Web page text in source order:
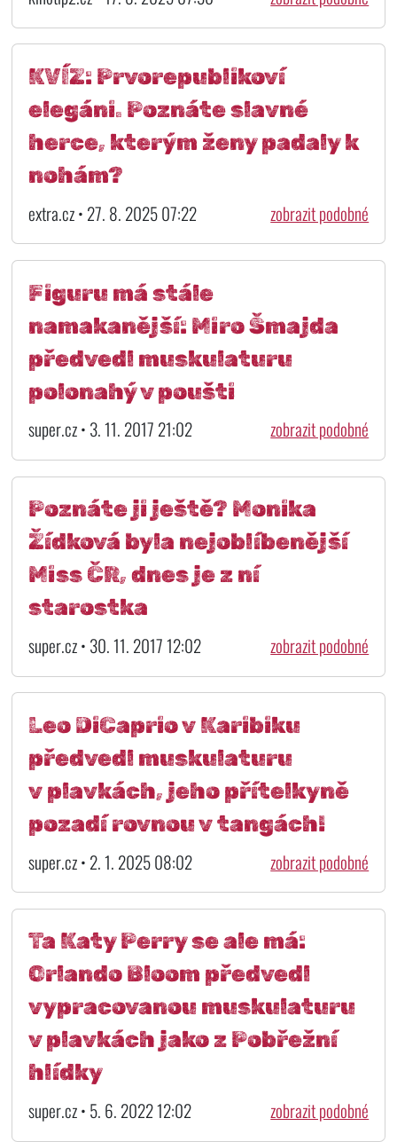
KVÍZ: Prvorepublikoví
elegáni. Poznáte slavné
herce, kterým ženy padaly k
nohám?
extra.cz • 27. 8. 2025 07:22 zobrazit podobné
Figuru má stále
namakanější: Miro Šmajda
předvedl muskulaturu
polonahý v poušti
super.cz • 3. 11. 2017 21:02 zobrazit podobné
Poznáte ji ještě? Monika
Žídková byla nejoblíbenější
Miss ČR, dnes je z ní
starostka
super.cz • 30. 11. 2017 12:02 zobrazit podobné
Leo DiCaprio v Karibiku
předvedl muskulaturu
v plavkách, jeho přítelkyně
pozadí rovnou v tangách!
super.cz • 2. 1. 2025 08:02 zobrazit podobné
Ta Katy Perry se ale má:
Orlando Bloom předvedl
vypracovanou muskulaturu
v plavkách jako z Pobřežní
hlídky
super.cz • 5. 6. 2022 12:02 zobrazit podobné